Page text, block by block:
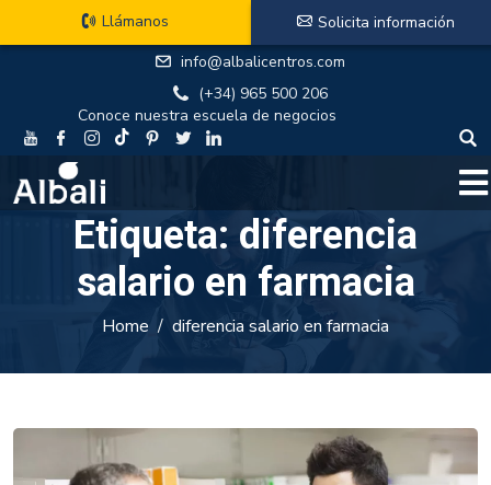
info@albalicentros.com
(+34) 965 500 206
Conoce nuestra escuela de negocios
Llámanos Solicita información
Etiqueta: diferencia
salario en farmacia
Home diferencia salario en farmacia